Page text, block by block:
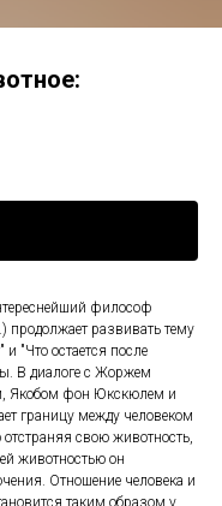
философ
продолжает развивать тему
"Что остается после
В диалоге с Жоржем
Якобом фон Юкскюлем и
границу между человеком
свою животность,
животностью он
Отношение человека и
таким образом у